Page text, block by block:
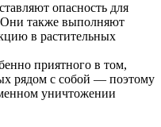
опасность для
Они также выполняют
в растительных
приятного в том,
рядом с собой — поэтому
уничтожении